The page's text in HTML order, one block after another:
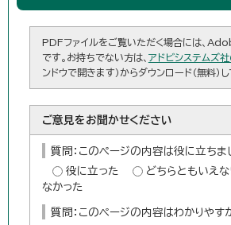
PDFファイルをご覧いただく場合には、
です。お持ちでない方は、 アドビシステムズ社
ンドウで開きます）からダウンロード（無料）し
ご意見をお聞かせください
質問：このページの内容は役に立ちま
役に立った
どちらともいえ
なかった
質問：このページの内容はわかりやす